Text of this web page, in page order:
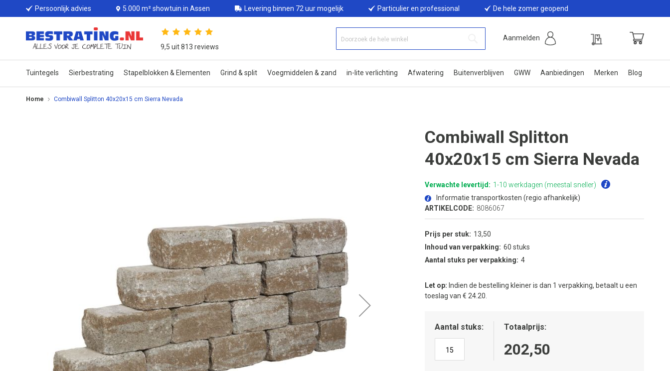
Persoonlijk advies 5.000 m² showtuin in Assen Levering binnen 72 uur mogelijk Particulier en professional De hele zomer geopend
9,5 uit 813 reviews
Aanmelden
Tuintegels Sierbestrating Stapelblokken & Elementen Grind & split Voegmiddelen & zand in-lite verlichting Afwatering Buitenverblijven GWW Aanbiedingen Merken Blog
Home Combiwall Splitton 40x20x15 cm Sierra Nevada
Combiwall Splitton
40x20x15 cm Sierra Nevada
Verwachte levertijd: 1-10 werkdagen (meestal sneller)
Informatie transportkosten (regio afhankelijk)
ARTIKELCODE: 8086067
Prijs per stuk
13,50
Inhoud van verpakking
60 stuks
Aantal stuks per verpakking
4
Let op: Indien de bestelling kleiner is dan 1 verpakking, betaalt u een
toeslag van € 24.20.
Aantal stuks Totaalprijs
202,50